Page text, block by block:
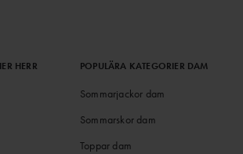
HERR POPULÄRA KATEGORIER DAM
Sommarjackor dam
Sommarskor dam
Toppar dam